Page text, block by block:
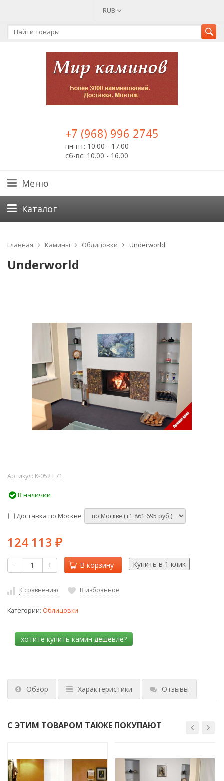
RUB
+7 (968) 996 2745
пн-пт: 10.00 - 17.00
сб-вс: 10.00 - 16.00
Меню
Каталог
Главная Камины Облицовки Underworld
Underworld
Артикул: K-052 F71
В наличии
Доставка по Москве
124 113 ₽
- + В корзину
К сравнению В избранное
Категории: Облицовки
Обзор Характеристики Отзывы
С ЭТИМ ТОВАРОМ ТАКЖЕ ПОКУПАЮТ